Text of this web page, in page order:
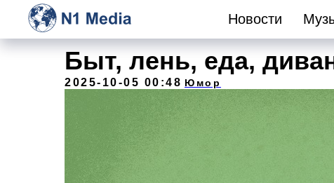
Новости
Быт, лень, еда,
2025-10-05 00:48 Юмор